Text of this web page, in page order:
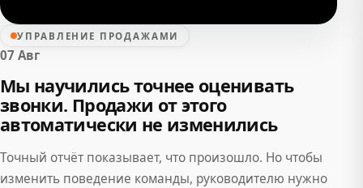
УПРАВЛЕНИЕ ПРОДАЖАМИ
07 Авг
Мы научились точнее оценивать
звонки. Продажи от этого
автоматически не изменились
Точный отчёт показывает, что произошло. Но чтобы
изменить поведение команды, руководителю нужно